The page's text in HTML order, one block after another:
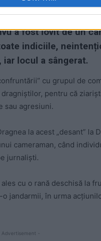
o lovitură
a fost lovit de un
indiciile,
locul a sângerat.
cu grupul de
pentru că
sau agresiuni.
la acest „desant” la
cameraman, când
jurnaliști.
cu o rană deschisă la
jandarmii, în urma
Advertisement -